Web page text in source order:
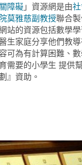
障礙」資源網是由
莫雅慈副教授聯合
站的資源包括數學
生家庭分享他們教
可為有計算困難、
需要的小學生 提供
』資助。